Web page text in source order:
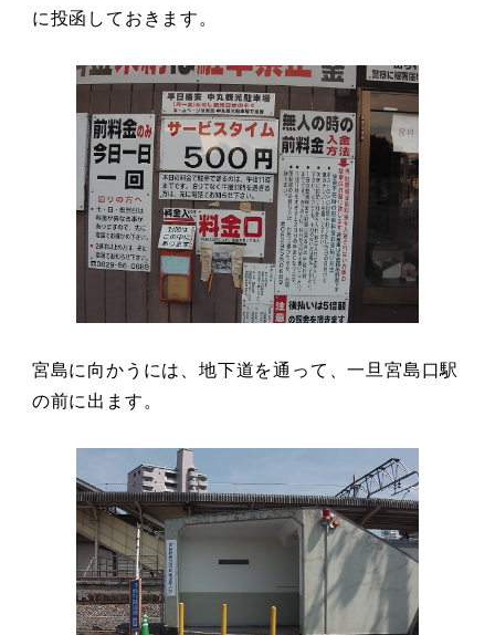
に投函しておきます。
宮島に向かうには、地下道を通って、一旦宮島口駅
の前に出ます。